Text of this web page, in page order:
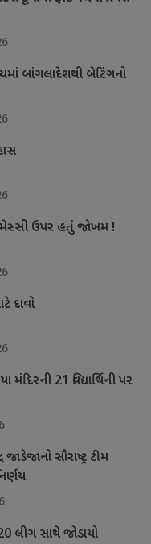
બાંગલાદેશથી બેટિંગનો
મેસ્સી ઉપર હતું જોખમ !
દાવો
21 વિદ્યાર્થિની પર
સૌરાષ્ટ્ર ટીમ
લીગ સાથે જોડાયો